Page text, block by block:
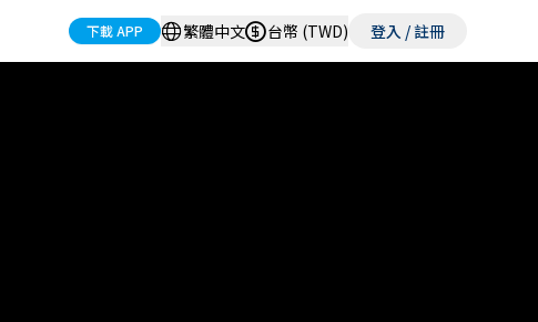
下載 APP 繁體中文 台幣 (TWD) 登入 / 註冊